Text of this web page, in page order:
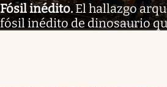
Fósil inédito.El hallazgo
fósil inédito de dinosaurio